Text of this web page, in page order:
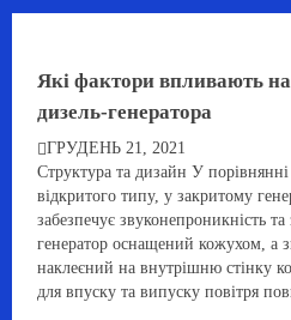
Які фактори впливають
дизель-генератора
ГРУДЕНЬ 21, 2021
Структура та дизайн У
відкритого типу, у закритому
забезпечує звуконепроникність
генератор оснащений кожухом, а
наклеєний на внутрішню стінку
для впуску та випуску повітря